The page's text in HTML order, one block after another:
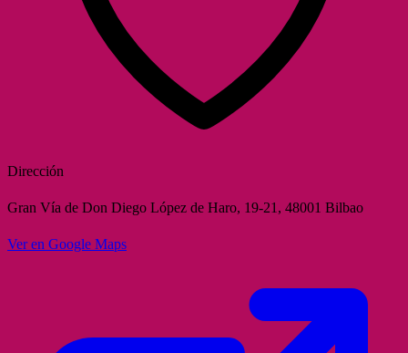
Dirección
Gran Vía de Don Diego López de Haro, 19-21, 48001 Bilbao
Ver en Google Maps